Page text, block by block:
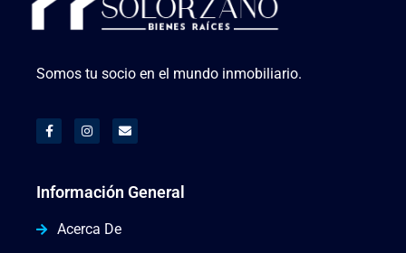
Somos tu socio en el mundo inmobiliario.
Información General
Acerca De